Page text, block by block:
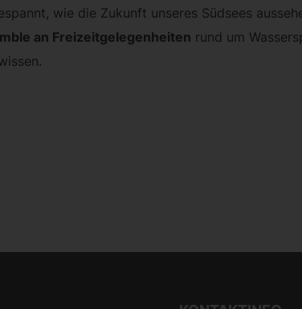
wie die Zukunft unseres Südsees
an Freizeitgelegenheiten rund um